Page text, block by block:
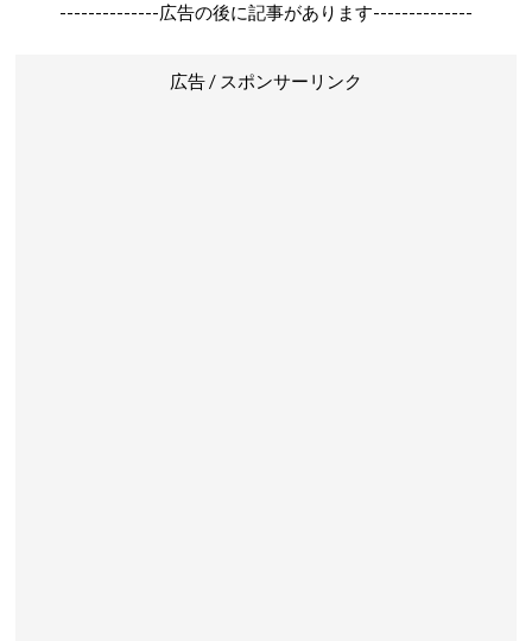
--------------広告の後に記事があります--------------
広告 / スポンサーリンク